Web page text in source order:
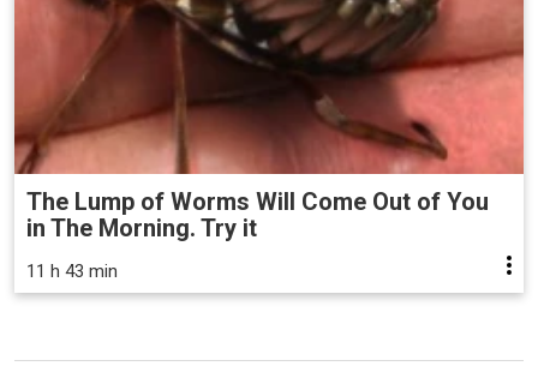
The Lump of Worms Will Come Out of You
in The Morning. Try it
11 h 43 min